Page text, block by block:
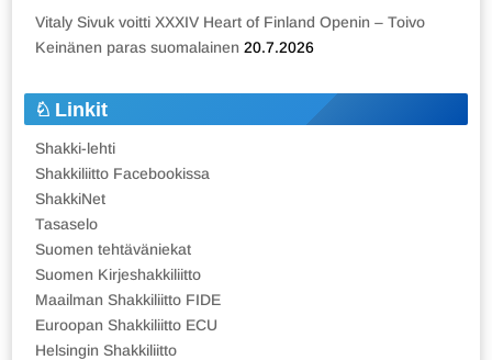
Vitaly Sivuk voitti XXXIV Heart of Finland Openin – Toivo
Keinänen paras suomalainen 20.7.2026
Linkit
Shakki-lehti
Shakkiliitto Facebookissa
ShakkiNet
Tasaselo
Suomen tehtäväniekat
Suomen Kirjeshakkiliitto
Maailman Shakkiliitto FIDE
Euroopan Shakkiliitto ECU
Helsingin Shakkiliitto